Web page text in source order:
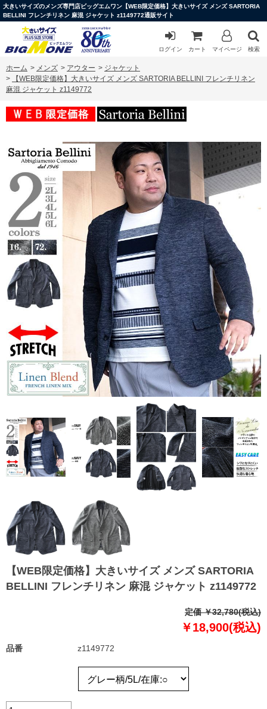
大きいサイズのメンズ専門店ビッグエムワン【WEB限定価格】大きいサイズ メンズ SARTORIA
BELLINI フレンチリネン 麻混 ジャケット z1149772通販サイト
ログイン カート マイページ 検索
ホーム > メンズ > アウター > ジャケット
>
【WEB限定価格】大きいサイズ メンズ SARTORIA BELLINI フレンチリネン
麻混 ジャケット z1149772
【WEB限定価格】大きいサイズ メンズ SARTORIA
BELLINI フレンチリネン 麻混 ジャケット z1149772
定価 ￥32,780(税込)
￥18,900(税込)
品番 z1149772